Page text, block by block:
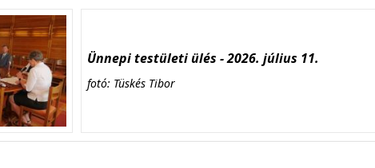
Ünnepi testületi ülés - 2026. július 11.
fotó: Tüskés Tibor